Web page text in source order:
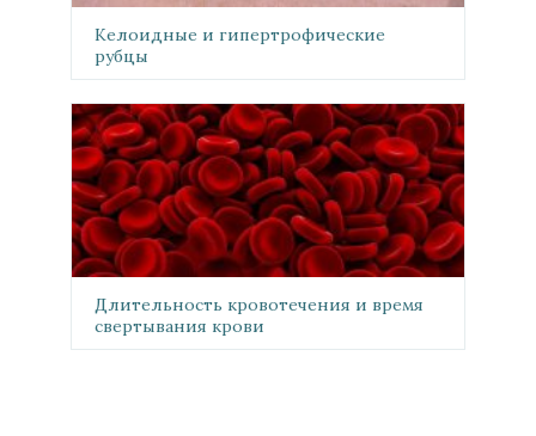
Келоидные и гипертрофические
рубцы
Длительность кровотечения и время
свертывания крови